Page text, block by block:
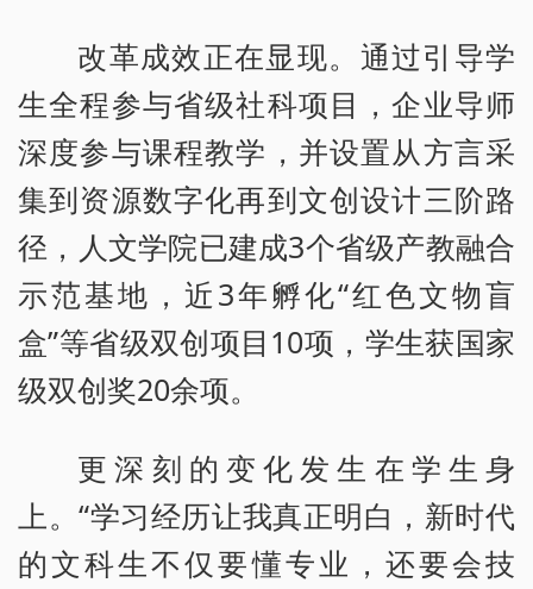
改革成效正在显现。通过引导学
生全程参与省级社科项目，企业导师
深度参与课程教学，并设置从方言采
集到资源数字化再到文创设计三阶路
径，人文学院已建成3个省级产教融合
示范基地，近3年孵化“红色文物盲
盒”等省级双创项目10项，学生获国家
级双创奖20余项。
更深刻的变化发生在学生身
上。“学习经历让我真正明白，新时代
的文科生不仅要懂专业，还要会技